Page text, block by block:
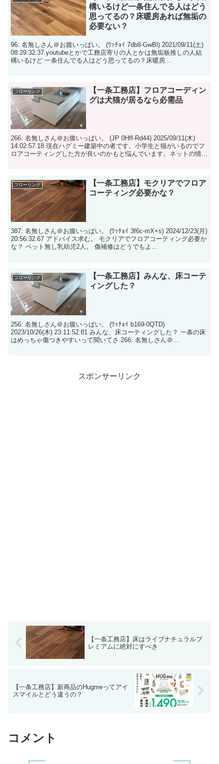
構いるけど一条住んでる人はどう
思ってるの？床暖房あれば無垢の
必要ない？
96: 名無しさん＠お腹いっぱい。 (ﾜｯﾁｮｲ 7db8-GwBl) 2021/09/11(土)
08:29:32.37 youtubeとかで工務店寄りの人とかは無垢板推しの人結
構いるけど 一条住んでる人はどう思ってるの？床暖房...
フローリング
【一条工務店】フロアコーディン
グは犬猫が居るなら必需品
266: 名無しさん＠お腹いっぱい。 (JP 0Hff-Rd44) 2025/09/11(木)
14:02:57.18 現在ハグミー建築中の者です。小学生と猫がいるのでフ
ロアコーティングした方が良いのかもと悩んでいます。ネットの情
フローリング
【一条工務店】モクリアでフロア
コーティング必要かな？
387: 名無しさん＠お腹いっぱい。 (ﾜｯﾁｮｲ 3f6c-mX+s) 2024/12/23(月)
20:56:32.67 アドバイス求む。 モクリアでフロアコーティング必要か
な？ ペット無し乳幼児2人。 傷補修はどうでもよ...
フローリング
【一条工務店】みんな、床コーテ
ィングした？
256: 名無しさん＠お腹いっぱい。 (ﾜｯﾁｮｲ b169-0QTD)
2023/10/26(木) 23:11:52.81 みんな、床コーティングした？ 一条の床
はめっちゃ傷つきやすいって聞いてさ 266: 名無しさん＠...
スポンサーリンク
【一条工務店】床はライブナチュラルプ
レミアムに絶対にすべき
【一条工務店】新商品のHugmeってアイ
スマイルとどう違うの？
コメント